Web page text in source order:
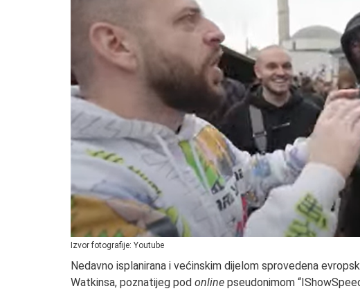
Izvor fotografije: Youtube
Nedavno isplanirana i većinskim dijelom sprovedena
Watkinsa, poznatijeg pod online pseudonimom